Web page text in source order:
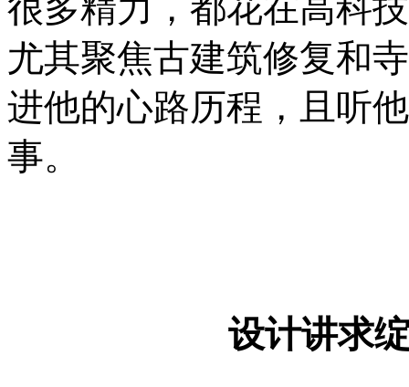
很多精力，都花在高科技
尤其聚焦古建筑修复和
进他的心路历程，且听
事。
设计讲求